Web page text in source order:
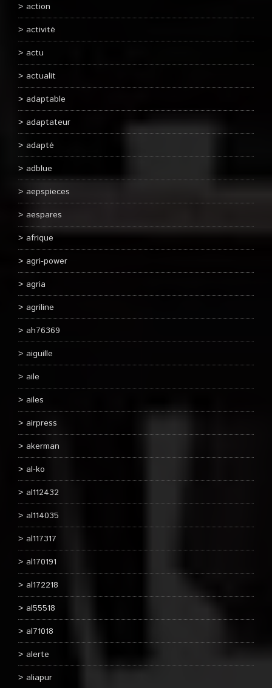
action
activité
actu
actualit
adaptable
adaptateur
adapté
adblue
aepspieces
aespares
afrique
agri-power
agria
agriline
ah76369
aiguille
aile
ailes
airpress
akerman
al-ko
al112432
al114035
al117317
al170191
al172218
al55518
al71018
alerte
aliapur